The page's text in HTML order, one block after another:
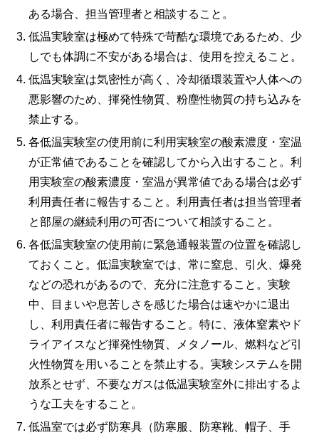
ある場合、担当管理者と相談すること。
低温実験室は極めて特殊で苛酷な環境であるため、少
しでも体調に不安がある場合は、使用を控えること。
低温実験室は気密性が高く、冷却循環装置や人体への
悪影響のため、揮発性物質、粉塵性物質の持ち込みを
禁止する。
各低温実験室の使用前に利用実験室の酸素濃度・室温
が正常値であることを確認してから入出すること。利
用実験室の酸素濃度・室温が異常値である場合は必ず
利用責任者に報告すること。利用責任者は担当管理者
と部屋の継続利用の可否について相談すること。
各低温実験室の使用前に緊急通報装置の位置を確認し
ておくこと。低温実験室では、常に窒息、引火、爆発
などの恐れがあるので、充分に注意すること。実験
中、目まいや息苦しさを感じた場合は速やかに退出
し、利用責任者に報告すること。特に、液体窒素やド
ライアイスなど揮発性物質、メタノール、燃料など引
火性物質を用いることを禁止する。実験システムを開
放系とせず、不要なガスは低温実験室外に排出するよ
うな工夫をすること。
低温室では必ず防寒具（防寒服、防寒靴、帽子、手